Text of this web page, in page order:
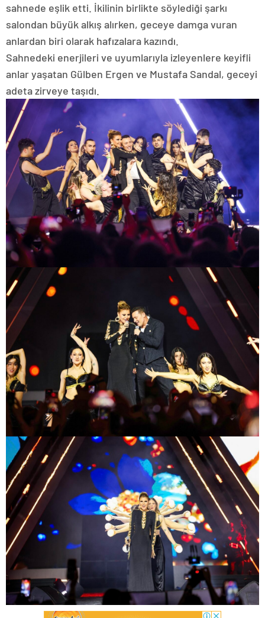
sahnede eşlik etti. İkilinin birlikte söylediği şarkı
salondan büyük alkış alırken, geceye damga vuran
anlardan biri olarak hafızalara kazındı.
Sahnedeki enerjileri ve uyumlarıyla izleyenlere keyifli
anlar yaşatan Gülben Ergen ve Mustafa Sandal, geceyi
adeta zirveye taşıdı.